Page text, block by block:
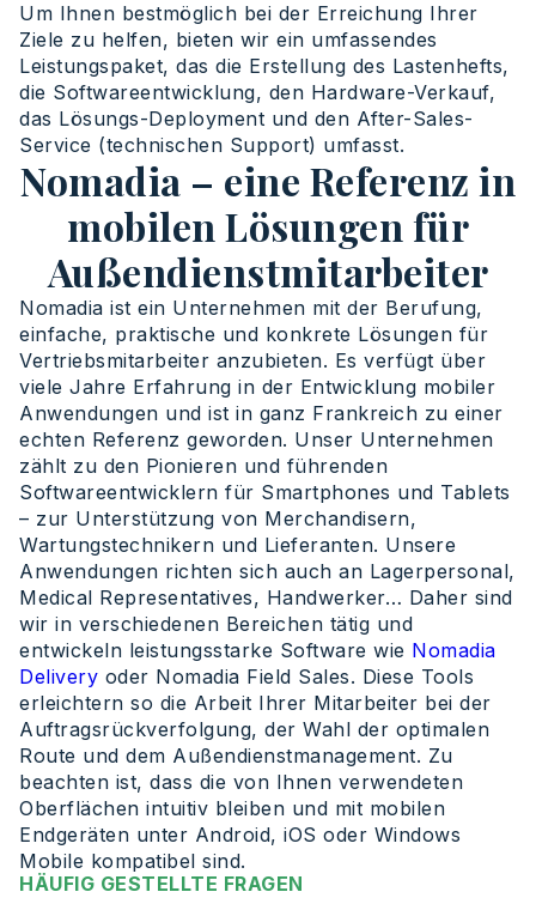
Um Ihnen bestmöglich bei der Erreichung Ihrer
Ziele zu helfen, bieten wir ein umfassendes
Leistungspaket, das die Erstellung des Lastenhefts,
die Softwareentwicklung, den Hardware-Verkauf,
das Lösungs-Deployment und den After-Sales-
Service (technischen Support) umfasst.
Nomadia – eine Referenz in
mobilen Lösungen für
Außendienstmitarbeiter
Nomadia ist ein Unternehmen mit der Berufung,
einfache, praktische und konkrete Lösungen für
Vertriebsmitarbeiter anzubieten. Es verfügt über
viele Jahre Erfahrung in der Entwicklung mobiler
Anwendungen und ist in ganz Frankreich zu einer
echten Referenz geworden. Unser Unternehmen
zählt zu den Pionieren und führenden
Softwareentwicklern für Smartphones und Tablets
– zur Unterstützung von Merchandisern,
Wartungstechnikern und Lieferanten. Unsere
Anwendungen richten sich auch an Lagerpersonal,
Medical Representatives, Handwerker… Daher sind
wir in verschiedenen Bereichen tätig und
entwickeln leistungsstarke Software wie Nomadia
Delivery oder Nomadia Field Sales. Diese Tools
erleichtern so die Arbeit Ihrer Mitarbeiter bei der
Auftragsrückverfolgung, der Wahl der optimalen
Route und dem Außendienstmanagement. Zu
beachten ist, dass die von Ihnen verwendeten
Oberflächen intuitiv bleiben und mit mobilen
Endgeräten unter Android, iOS oder Windows
Mobile kompatibel sind.
HÄUFIG GESTELLTE FRAGEN